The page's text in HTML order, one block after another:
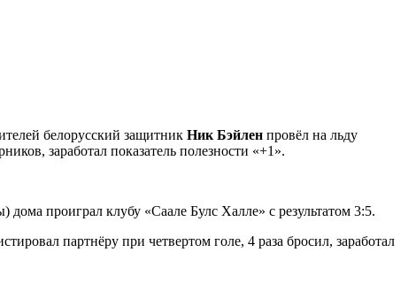
белорусский защитник Ник Бэйлен провёл на льду
заработал показатель полезности «+1».
проиграл клубу «Саале Булс Халле» с результатом 3:5.
партнёру при четвертом голе, 4 раза бросил, заработал